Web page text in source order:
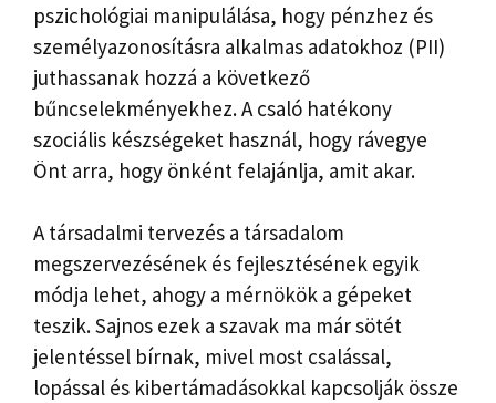
pszichológiai manipulálása, hogy pénzhez és
személyazonosításra alkalmas adatokhoz (PII)
juthassanak hozzá a következő
bűncselekményekhez. A csaló hatékony
szociális készségeket használ, hogy rávegye
Önt arra, hogy önként felajánlja, amit akar.
A társadalmi tervezés a társadalom
megszervezésének és fejlesztésének egyik
módja lehet, ahogy a mérnökök a gépeket
teszik. Sajnos ezek a szavak ma már sötét
jelentéssel bírnak, mivel most csalással,
lopással és kibertámadásokkal kapcsolják össze